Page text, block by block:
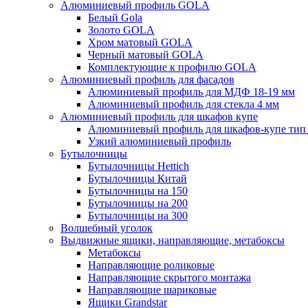
Алюминиевый профиль GOLA
Белый Gola
Золото GOLA
Хром матовый GOLA
Черный матовый GOLA
Комплектующие к профилю GOLA
Алюминиевый профиль для фасадов
Алюминиевый профиль для МДФ 18-19 мм
Алюминиевый профиль для стекла 4 мм
Алюминиевый профиль для шкафов купе
Алюминиевый профиль для шкафов-купе
Узкий алюминиевый профиль
Бутылочницы
Бутылочницы Hettich
Бутылочницы Китай
Бутылочницы на 150
Бутылочницы на 200
Бутылочницы на 300
Волшебный уголок
Выдвижные ящики, направляющие, метабоксы
Метабоксы
Направляющие роликовые
Направляющие скрытого монтажа
Направляющие шариковые
Ящики Grandstar